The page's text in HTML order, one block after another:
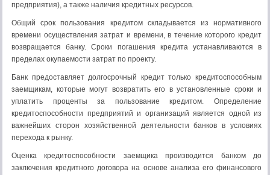
предприятия), а также наличия кредитных ресурсов.
Общий срок пользования кредитом складывается из нормативного
времени осуществления затрат и времени, в течение которого кредит
возвращается банку. Сроки погашения кредита устанавливаются в
пределах окупаемости затрат по проекту.
Банк предоставляет долгосрочный кредит только кредитоспособным
заемщикам, которые могут возвратить его в установленные сроки и
уплатить проценты за пользование кредитом. Определение
кредитоспособности предприятий и организаций является одной из
важнейших сторон хозяйственной деятельности банков в условиях
перехода к рынку.
Оценка кредитоспособности заемщика производится банком до
заключения кредитного договора на основе анализа его финансового